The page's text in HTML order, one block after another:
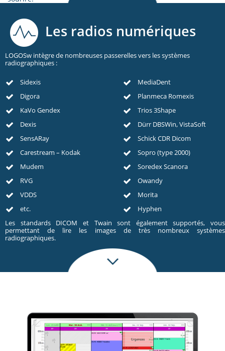
Les radios numériques
LOGOSw intègre de nombreuses passerelles vers les systèmes
radiographiques :
Sidexis
Digora
KaVo Gendex
Dexis
SensARay
Carestream – Kodak
Mudem
RVG
VDDS
etc.
MediaDent
Planmeca Romexis
Trios 3Shape
Dürr DBSWin, VistaSoft
Schick CDR Dicom
Sopro (type 2000)
Soredex Scanora
Owandy
Morita
Hyphen
Les standards DICOM et Twain sont également supportés, vous
permettant de lire les images de très nombreux systèmes
radiographiques.